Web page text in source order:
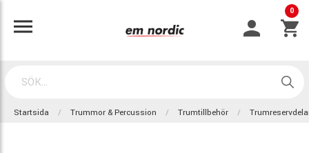
0
Startsida Trummor & Percussion Trumtillbehör